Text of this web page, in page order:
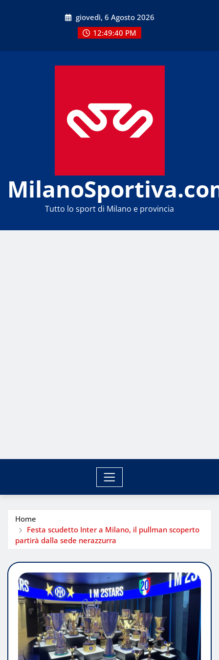
giovedì, 6 Agosto 2026
12:49:40 PM
Tutto lo sport di Milano e provincia
Home
Festa scudetto Inter a Milano, il pullman scoperto
partirà dalla sede nerazzurra